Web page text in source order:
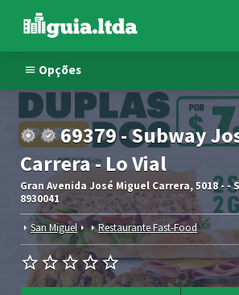
Opções
69379 - Subway
Carrera - Lo Vial
Gran Avenida José Miguel Carrera, 5018 - -
8930041
San Miguel Restaurante Fast-Food